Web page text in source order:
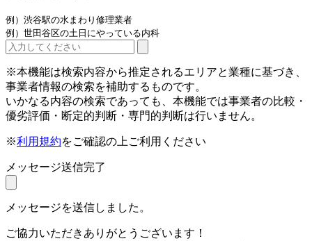
例）渋谷駅の水まわり修理業者
例）世田谷区の土日にやっている内科
※本機能は検索内容から推定されるエリアと業種に基づき、
事業者情報の検索を補助するものです。
いかなる内容の検索であっても、本機能では事業者の比較・
優劣評価・断定的判断・専門的判断は行いません。
※利用規約をご確認の上ご利用ください
メッセージ送信完了
メッセージを送信しました。
ご協力いただきありがとうございます！